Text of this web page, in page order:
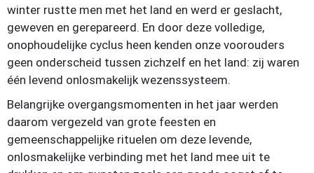
winter rustte men met het land en werd er geslacht,
geweven en gerepareerd. En door deze volledige,
onophoudelijke cyclus heen kenden onze voorouders
geen onderscheid tussen zichzelf en het land: zij waren
één levend onlosmakelijk wezenssysteem.
Belangrijke overgangsmomenten in het jaar werden
daarom vergezeld van grote feesten en
gemeenschappelijke rituelen om deze levende,
onlosmakelijke verbinding met het land mee uit te